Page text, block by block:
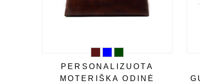
PERSONALIZUOTA
MOTERIŠKA ODINĖ